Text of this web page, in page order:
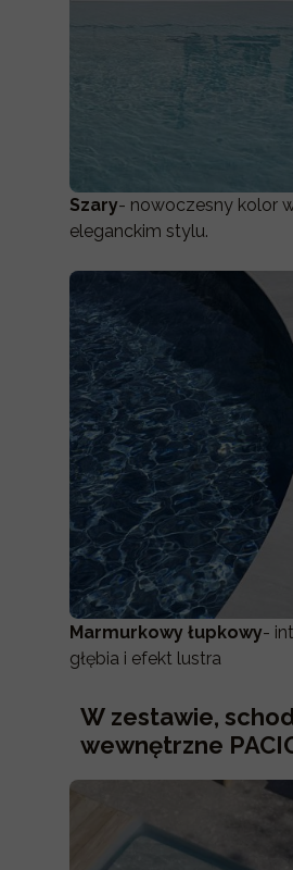
Marmurkowy łupkowy-
głębia i efekt lustra
Szary- nowoczesny kolor
eleganckim stylu.
W zestawie,
wewnętrzne